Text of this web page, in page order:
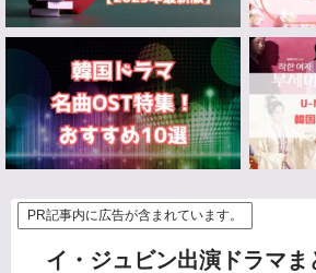
PR記事内に広告が含まれています。
イ・ジュビン出演ドラマま